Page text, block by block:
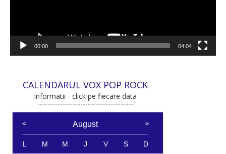
00:00 04:04
CALENDARUL VOX POP ROCK
Informatii - click pe fiecare data
August
L M M J V S D